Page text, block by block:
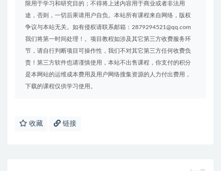
限用于学习和研究目的；不得将上述内容用于商业或者非法用
途，否则，一切后果请用户自负。本站所有课程来自网络，版权
争议与本站无关。如有侵权请联系邮箱：2879294521@qq.com
我们将第一时间处理！。项目教程如涉及其它第三方收费服务环
节，请自行判断项目可操作性，我们不对其它第三方任何收费负
责！第三方软件也请谨慎使用，本站不出售课程，你支付的积分
是本网站的运维成本费用及用户网络搜集资源的人力付出费用，
下载的课程仅供学习使用。
收藏 链接